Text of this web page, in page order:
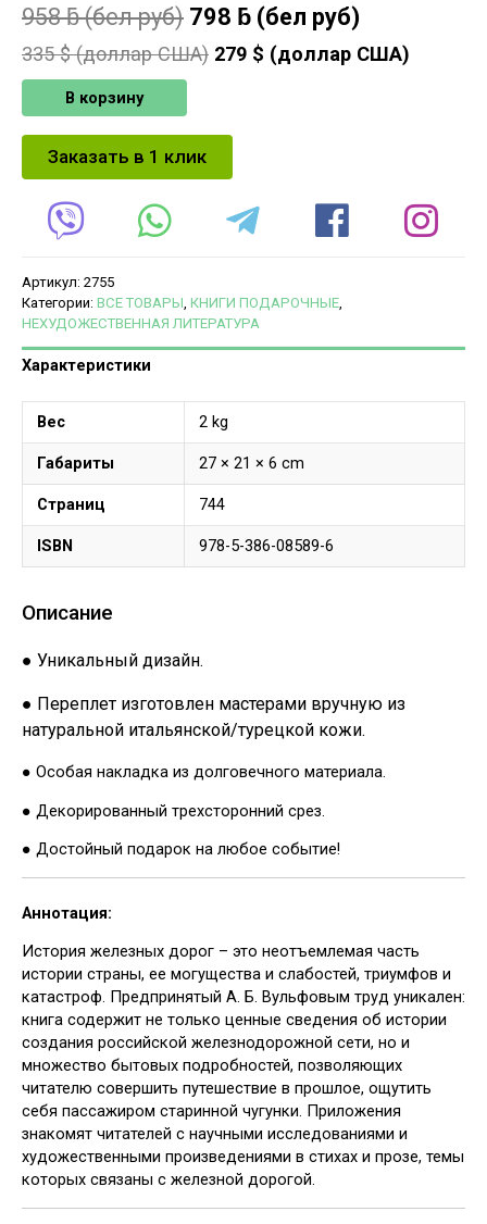
958ƃ(бел руб) 798 ƃ (бел руб)
335$ (доллар США) 279 $ (доллар США)
В корзину
Заказать в 1 клик
Артикул: 2755
Категории: ВСЕ ТОВАРЫ, КНИГИ ПОДАРОЧНЫЕ,
НЕХУДОЖЕСТВЕННАЯ ЛИТЕРАТУРА
Характеристики
Вес 2 kg
Габариты 27 × 21 × 6 cm
Страниц 744
ISBN 978-5-386-08589-6
Описание
● Уникальный дизайн.
● Переплет изготовлен мастерами вручную из
натуральной итальянской/турецкой кожи.
● Особая накладка из долговечного материала.
● Декорированный трехсторонний срез.
● Достойный подарок на любое событие!
Аннотация:
История железных дорог – это неотъемлемая часть
истории страны, ее могущества и слабостей, триумфов и
катастроф. Предпринятый А. Б. Вульфовым труд уникален:
книга содержит не только ценные сведения об истории
создания российской железнодорожной сети, но и
множество бытовых подробностей, позволяющих
читателю совершить путешествие в прошлое, ощутить
себя пассажиром старинной чугунки. Приложения
знакомят читателей с научными исследованиями и
художественными произведениями в стихах и прозе, темы
которых связаны с железной дорогой.